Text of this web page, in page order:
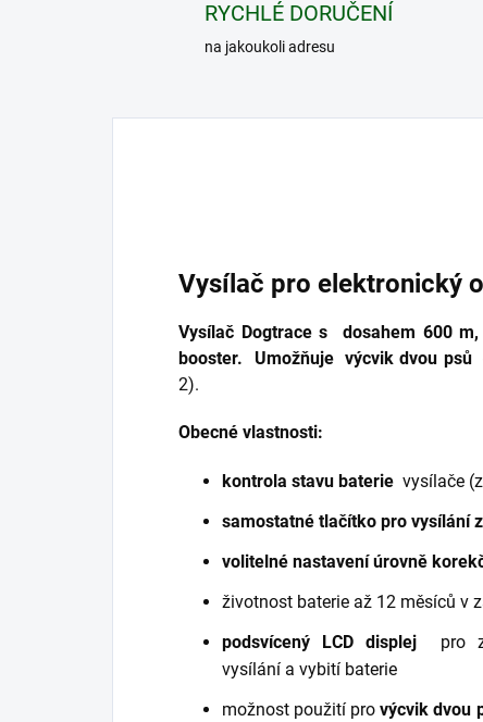
RYCHLÉ DORUČENÍ
na jakoukoli adresu
Vysílač pro elektronický
Vysílač Dogtrace s
dosahem 600
booster.
Umožňuje výcvik dvou psů
2).
Obecné vlastnosti:
kontrola stavu baterie vysílače
samostatné tlačítko pro vysílání
volitelné nastavení úrovně
životnost baterie až 12 měsíců v
podsvícený LCD displej
pro
vysílání a vybití baterie
možnost použití pro výcvik dvou